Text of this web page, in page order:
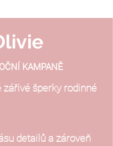
KAMPANĚ
zářivé šperky rodinné
detailů a zároveň